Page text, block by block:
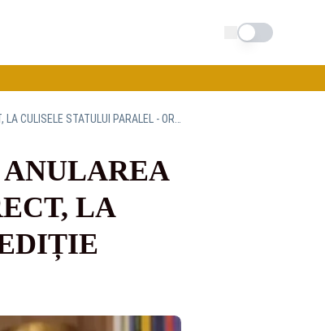
Schimba tema
LA